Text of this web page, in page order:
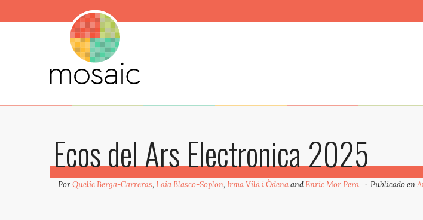
Ecos del Ars Electronica 2025
PorQuelic Berga-Carreras, Laia Blasco-Soplon, Irma Vilà i ÒdenaandEnric Mor Pera Publicado en